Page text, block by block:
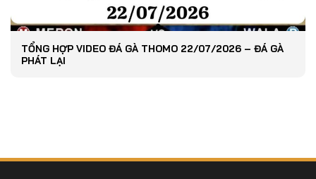
TỔNG HỢP VIDEO ĐÁ GÀ THOMO 22/07/2026 – ĐÁ GÀ
PHÁT LẠI